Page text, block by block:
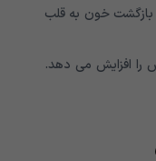
بازگشت خون به قلب
را افزایش می دهد.